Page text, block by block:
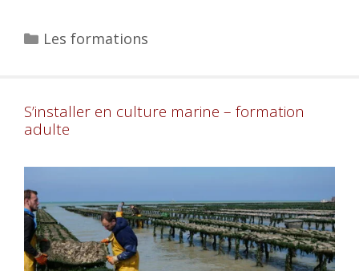
Les formations
S’installer en culture marine – formation
adulte